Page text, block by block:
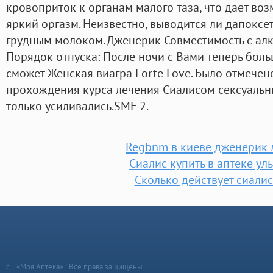
кровоприток к органам малого таза, что дает
яркий оргазм. Неизвестно, выводится ли
грудным молоком. Дженерик Совместимость с
Порядок отпуска: После ночи с Вами теперь
сможет Женская виагра Forte Love. Было
прохождения курса лечения Сиалисом
только усиливались.SMF 2.
Regbnm в киеве дженерик
Сиалис купить в аптеке
Сколько действует
«Моя Аптека» | Все права защищены